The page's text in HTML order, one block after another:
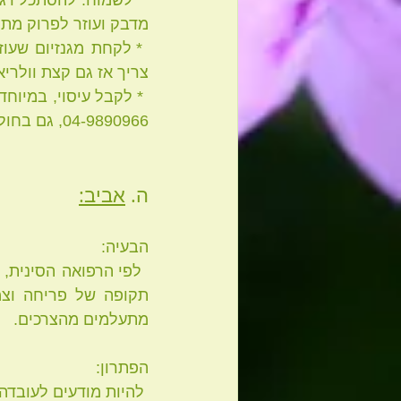
מדבק ועוזר לפרוק
צריך אז גם קצת
04-9890966, גם בחול המועד.
ה. אביב:
הבעיה:
מתעלמים מהצרכים.
הפתרון: